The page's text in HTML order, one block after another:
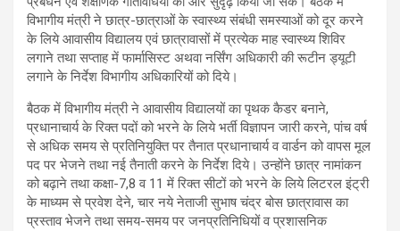
विभागीय मंत्री ने छात्र-छात्राओं के स्वास्थ्य संबंधी समस्याओं को दूर करने
के लिये आवासीय विद्यालय एवं छात्रावासों में प्रत्येक माह स्वास्थ्य शिविर
लगाने तथा सप्ताह में फार्मासिस्ट अथवा नर्सिंग अधिकारी की रूटीन ड्यूटी
लगाने के निर्देश विभागीय अधिकारियों को दिये।
बैठक में विभागीय मंत्री ने आवासीय विद्यालयों का पृथक कैडर बनाने,
प्रधानाचार्य के रिक्त पदों को भरने के लिये भर्ती विज्ञापन जारी करने, पांच वर्ष
से अधिक समय से प्रतिनियुक्ति पर तैनात प्रधानाचार्य व वार्डन को वापस मूल
पद पर भेजने तथा नई तैनाती करने के निर्देश दिये। उन्होंने छात्र नामांकन
को बढ़ाने तथा कक्षा-7,8 व 11 में रिक्त सीटों को भरने के लिये लिटरल इंट्री
के माध्यम से प्रवेश देने, चार नये नेताजी सुभाष चंद्र बोस छात्रावास का
प्रस्ताव भेजने तथा समय-समय पर जनप्रतिनिधियों व प्रशासनिक